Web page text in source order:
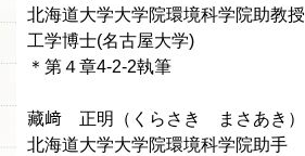
北海道大学大学院環境科学院助教授
工学博士(名古屋大学)
＊第４章4-2-2執筆
藏﨑 正明（くらさき まさあき）
北海道大学大学院環境科学院助手